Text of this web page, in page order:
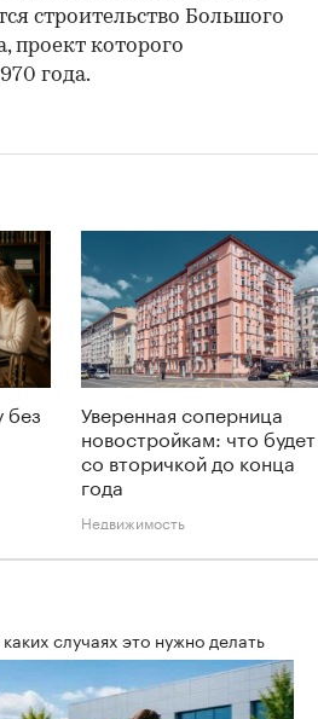
строительство Большого
проект которого
года.
без
Уверенная соперница
новостройкам: что будет
со вторичкой до конца
года
Недвижимость
случаях это нужно делать